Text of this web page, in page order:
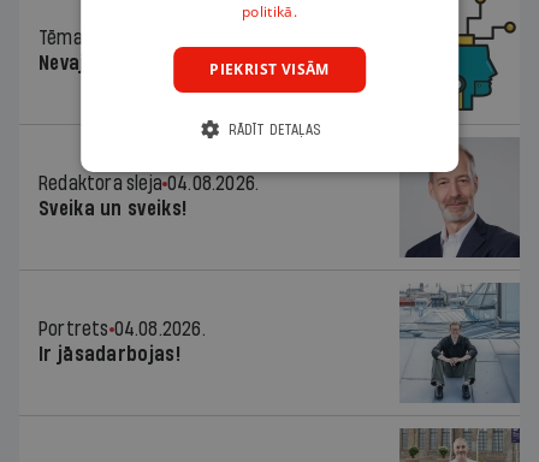
Tēma
Nevajag baidīties!
Redaktora sleja 04.08.2026.
Sveika un sveiks!
Portrets 04.08.2026.
Ir jāsadarbojas!
politikā.
PIEKRIST VISĀM
RĀDĪT DETAĻAS